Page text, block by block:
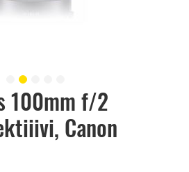
100mm f/2
Canon